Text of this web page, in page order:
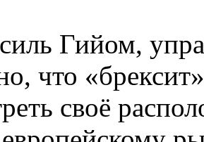
Гийом,
что
своё